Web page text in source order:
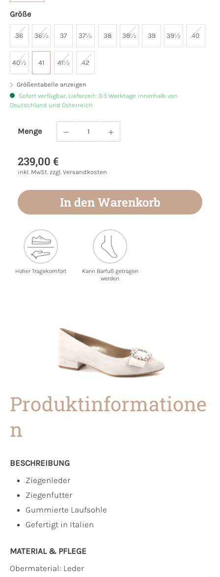
Größe
36 36½ 37 37½ 38 38½ 39 39½ 40
40½ 41 41½ 42
Größentabelle anzeigen
Sofort verfügbar, Lieferzeit: 3-5 Werktage innerhalb von
Deutschland und Österreich
Menge
Produkt Anzahl: Gib den gewünschten
239,00 €
inkl. MwSt. zzgl. Versandkosten
In den Warenkorb
Hoher Tragekomfort
Kann Barfuß getragen
werden
Produktinformatione
n
BESCHREIBUNG
Ziegenleder
Ziegenfutter
Gummierte Laufsohle
Gefertigt in Italien
MATERIAL & PFLEGE
Obermaterial: Leder